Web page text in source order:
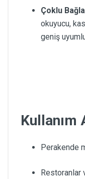
Çoklu
okuyucu,
geniş
Kullanım
Perakende
Restoranlar